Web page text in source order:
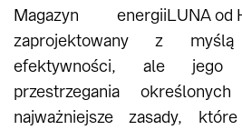
Magazyn energiiLUNA od
zaprojektowany z
efektywności, ale jego
przestrzegania
najważniejsze zasady,